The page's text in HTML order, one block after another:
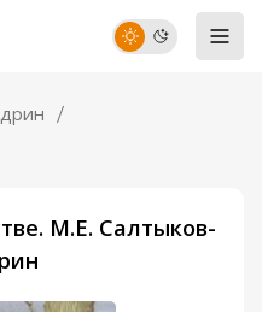
М.Е. Салтыков-